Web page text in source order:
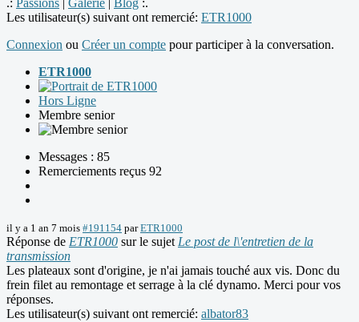
.: Passions | Galerie | Blog :.
Les utilisateur(s) suivant ont remercié: ETR1000
Connexion ou Créer un compte pour participer à la conversation.
ETR1000
Hors Ligne
Membre senior
Messages : 85
Remerciements reçus 92
il y a 1 an 7 mois #191154 parETR1000
Réponse de ETR1000 sur le sujet Le post de l\'entretien de la
transmission
Les plateaux sont d'origine, je n'ai jamais touché aux vis. Donc du
frein filet au remontage et serrage à la clé dynamo. Merci pour vos
réponses.
Les utilisateur(s) suivant ont remercié: albator83